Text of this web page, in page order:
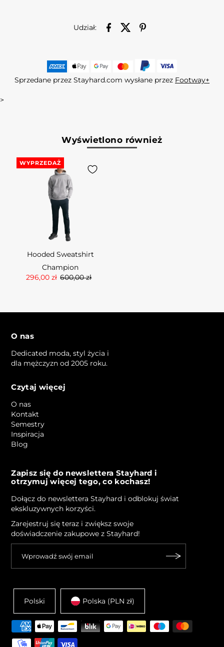
Udział:
Sprzedane przez Stayhard.com wysłane przez Footway+
>
Wyświetlono również
WYPRZEDAŻ
Hooded Sweatshirt
Champion
296,00 zł 600,00 zł
O nas
Dedicated moda, styl życia i
dla mężczyzn od 2005 roku.
Czytaj więcej
O nas
Kontakt
Semestry
Inspiracja
Blog
Zapisz się do newslettera Stayhard i
otrzymuj więcej tego, co kochasz!
Dołącz do newslettera Stayhard i odblokuj świat
ekskluzywnych korzyści.
Zarejestruj się teraz i zwiększ swoje
doświadczenie zakupowe z Stayhard!
Polski Polska (PLN zł)